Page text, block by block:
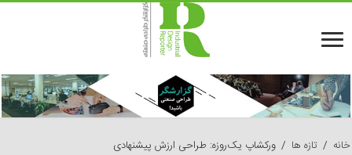
خانه / تازه ها / ورکشاپ یک‌روزه: طراحی ارزش پیشنهادی